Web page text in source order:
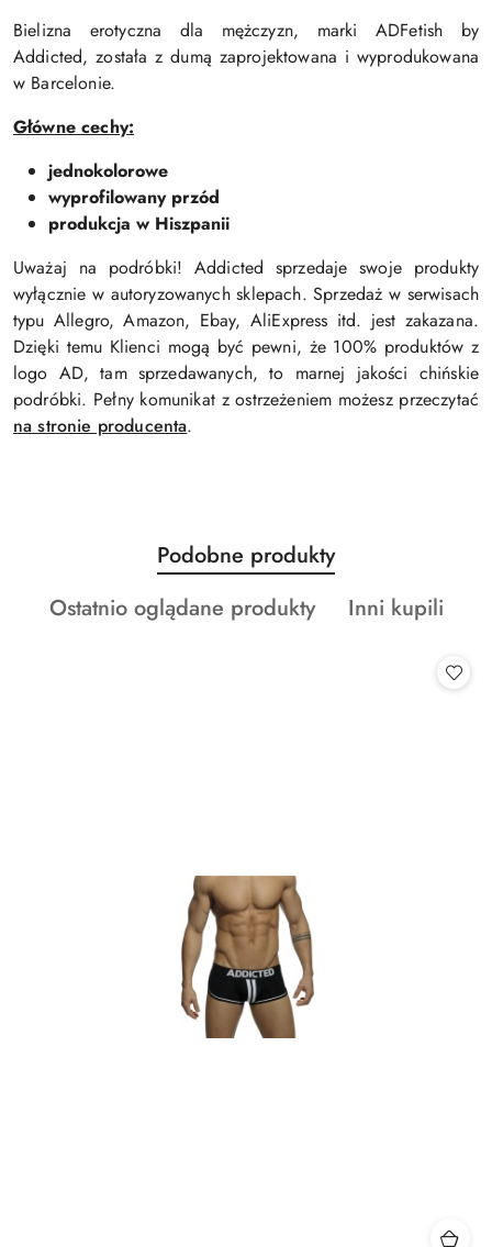
Bielizna erotyczna dla mężczyzn, marki ADFetish by
Addicted, została z dumą zaprojektowana i wyprodukowana
w Barcelonie.
Główne cechy:
jednokolorowe
wyprofilowany przód
produkcja w Hiszpanii
Uważaj na podróbki! Addicted sprzedaje swoje produkty
wyłącznie w autoryzowanych sklepach. Sprzedaż w serwisach
typu Allegro, Amazon, Ebay, AliExpress itd. jest zakazana.
Dzięki temu Klienci mogą być pewni, że 100% produktów z
logo AD, tam sprzedawanych, to marnej jakości chińskie
podróbki. Pełny komunikat z ostrzeżeniem możesz przeczytać
na stronie producenta.
Pomiń karuzelę produktów
Produkty
o
statusie:
Podobne produkty
Produkty
Ostatnio oglądane produkty
Produkty
Inni kupili